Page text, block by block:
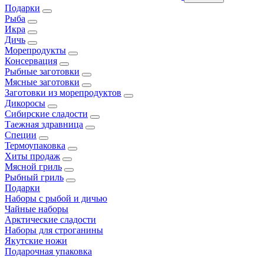
Подарки
Рыба
Икра
Дичь
Морепродукты
Консервация
Рыбные заготовки
Мясные заготовки
Заготовки из морепродуктов
Дикоросы
Сибирские сладости
Таежная здравница
Специи
Термоупаковка
Хиты продаж
Мясной гриль
Рыбный гриль
Подарки
Наборы с рыбой и дичью
Чайные наборы
Арктические сладости
Наборы для строганины
Якутские ножи
Подарочная упаковка